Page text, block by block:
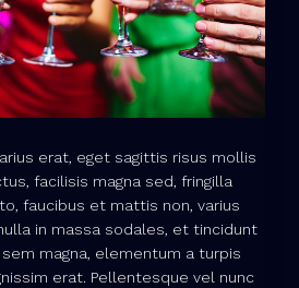
erat, eget sagittis risus mollis
facilisis magna sed, fringilla
faucibus et mattis non, varius
in massa sodales, et tincidunt
magna, elementum a turpis
erat. Pellentesque vel nunc